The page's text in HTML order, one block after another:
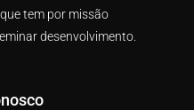
tem por missão
desenvolvimento.